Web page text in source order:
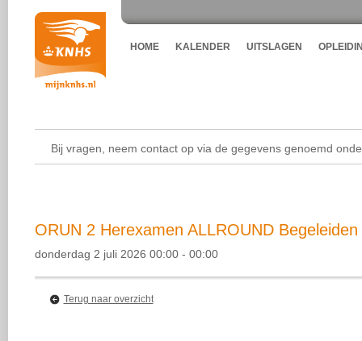
HOME KALENDER UITSLAGEN
Bij vragen, neem contact op via de gegevens genoemd
ORUN 2 Herexamen ALLROUND
donderdag 2 juli 2026 00:00 - 00:00
Terug naar overzicht